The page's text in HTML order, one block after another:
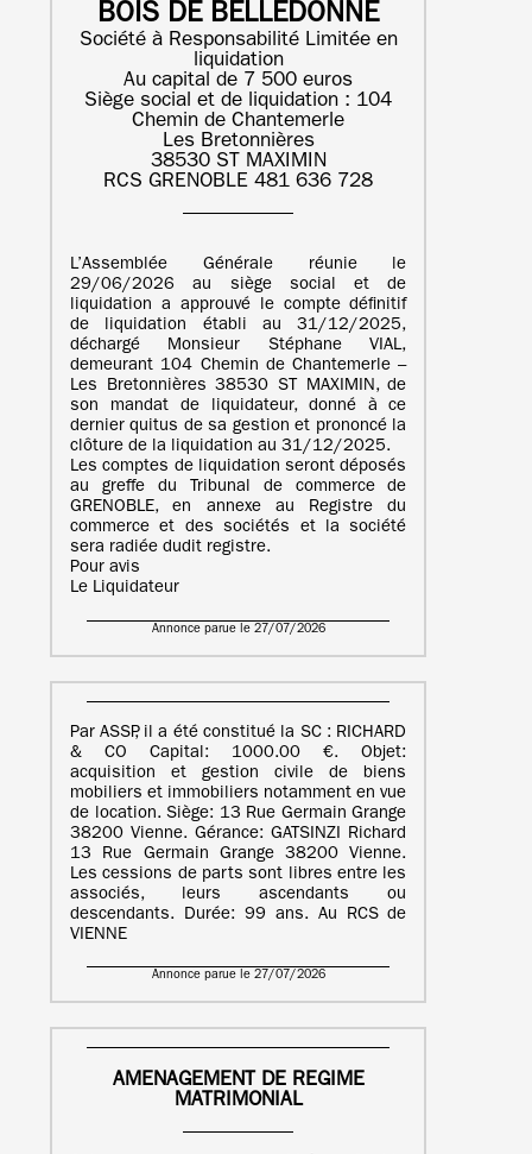
BOIS DE BELLEDONNE
Société à Responsabilité Limitée en
liquidation
Au capital de 7 500 euros
Siège social et de liquidation : 104
Chemin de Chantemerle
Les Bretonnières
38530 ST MAXIMIN
RCS GRENOBLE 481 636 728
L’Assemblée Générale réunie le
29/06/2026 au siège social et de
liquidation a approuvé le compte définitif
de liquidation établi au 31/12/2025,
déchargé Monsieur Stéphane VIAL,
demeurant 104 Chemin de Chantemerle –
Les Bretonnières 38530 ST MAXIMIN, de
son mandat de liquidateur, donné à ce
dernier quitus de sa gestion et prononcé la
clôture de la liquidation au 31/12/2025.
Les comptes de liquidation seront déposés
au greffe du Tribunal de commerce de
GRENOBLE, en annexe au Registre du
commerce et des sociétés et la société
sera radiée dudit registre.
Pour avis
Le Liquidateur
Annonce parue le 27/07/2026
Par ASSP, il a été constitué la SC : RICHARD
& CO Capital: 1000.00 €. Objet:
acquisition et gestion civile de biens
mobiliers et immobiliers notamment en vue
de location. Siège: 13 Rue Germain Grange
38200 Vienne. Gérance: GATSINZI Richard
13 Rue Germain Grange 38200 Vienne.
Les cessions de parts sont libres entre les
associés, leurs ascendants ou
descendants. Durée: 99 ans. Au RCS de
VIENNE
Annonce parue le 27/07/2026
AMENAGEMENT DE REGIME
MATRIMONIAL